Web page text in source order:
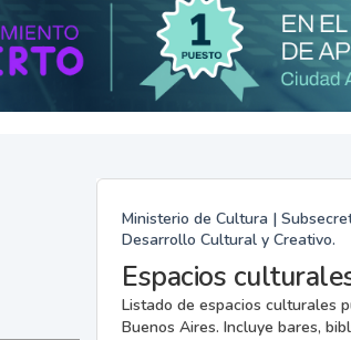
Ministerio de Cultura |
Desarrollo Cultural y Creativo.
Espacios
Listado de espacios culturales
Buenos Aires. Incluye bares,